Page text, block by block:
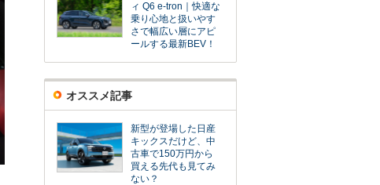
ィ Q6 e-tron｜快適な
乗り心地と扱いやす
さで幅広い層にアピ
ールする最新BEV！
オススメ記事
新型が登場した日産
キックスだけど、中
古車で150万円から
買える先代も見てみ
ない？